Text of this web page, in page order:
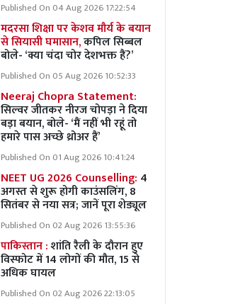
Published On 04 Aug 2026 17:22:54
मदरसा शिक्षा पर केशव मौर्य के बयान
से सियासी घमासान,कपिल सिब्बल
बोले- ‘क्या चंदा चोर देशभक्त हैं?’
Published On 05 Aug 2026 10:52:33
Neeraj Chopra Statement:
सिल्वर जीतकर नीरज चोपड़ा ने दिया
बड़ा बयान, बोले- ‘मैं नहीं भी रहूं तो
हमारे पास अच्छे थ्रोअर हैं’
Published On 01 Aug 2026 10:41:24
NEET UG 2026 Counselling: 4
अगस्त से शुरू होगी काउंसलिंग, 8
सितंबर से नया सत्र; जानें पूरा शेड्यूल
Published On 02 Aug 2026 13:55:36
पाकिस्तान :शांति रैली के दौरान हुए
विस्फोट में 14 लोगों की मौत, 15 से
अधिक घायल
Published On 02 Aug 2026 22:13:05